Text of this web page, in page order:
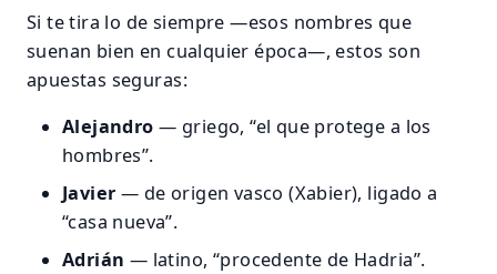
Si te tira lo de siempre —esos nombres que
suenan bien en cualquier época—, estos son
apuestas seguras:
Alejandro — griego, “el que protege a los
hombres”.
Javier — de origen vasco (Xabier), ligado a
“casa nueva”.
Adrián — latino, “procedente de Hadria”.